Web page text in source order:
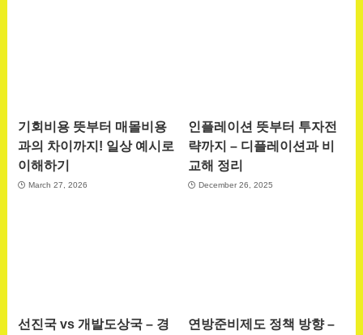
기회비용 뜻부터 매몰비용
과의 차이까지! 일상 예시로
이해하기
March 27, 2026
인플레이션 뜻부터 투자전
략까지 – 디플레이션과 비
교해 정리
December 26, 2025
선진국 vs 개발도상국 – 경
연방준비제도 정책 방향 –